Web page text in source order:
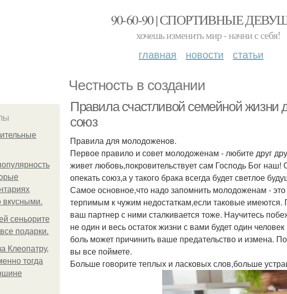
90-60-90 | СПОРТИВНЫЕ
хочешь изменить мир - начни с себя!
главная новости статьи
Честность в создании
вкусными.
сеньорите
подарки.
Клеопатру,
тогда
Правила счастливой семейной жизни
союз
Правила для молодоженов.
Первое правило и совет молодоженам - любите друг
живет любовь,покровительствует сам Господь Бог наш!
опекать союз,а у такого брака всегда будет светлое
Самое основное,что надо запомнить молодоженам -
терпимым к чужим недостаткам,если таковые имеются.
ваш партнер с ними сталкивается тоже. Научитесь
не один и весь остаток жизни с вами будет один
боль может причинить ваше предательство и измена.
вы все поймете.
Больше говорите теплых и ласковых слов,больше